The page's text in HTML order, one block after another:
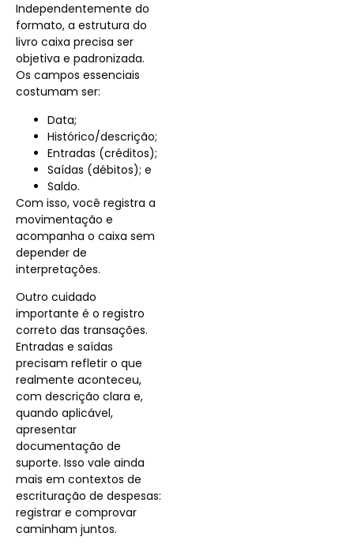
Independentemente do
formato, a estrutura do
livro caixa precisa ser
objetiva e padronizada.
Os campos essenciais
costumam ser:
Data;
Histórico/descrição;
Entradas (créditos);
Saídas (débitos); e
Saldo.
Com isso, você registra a
movimentação e
acompanha o caixa sem
depender de
interpretações.
Outro cuidado
importante é o registro
correto das transações.
Entradas e saídas
precisam refletir o que
realmente aconteceu,
com descrição clara e,
quando aplicável,
apresentar
documentação de
suporte. Isso vale ainda
mais em contextos de
escrituração de despesas:
registrar e comprovar
caminham juntos.